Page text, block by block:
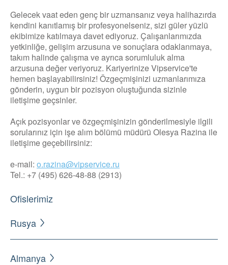
Gelecek vaat eden genç bir uzmansanız veya halihazırda
kendini kanıtlamış bir profesyonelseniz, sizi güler yüzlü
ekibimize katılmaya davet ediyoruz. Çalışanlarımızda
yetkinliğe, gelişim arzusuna ve sonuçlara odaklanmaya,
takım halinde çalışma ve ayrıca sorumluluk alma
arzusuna değer veriyoruz. Kariyerinize Vipservice'te
hemen başlayabilirsiniz! Özgeçmişinizi uzmanlarımıza
gönderin, uygun bir pozisyon oluştuğunda sizinle
iletişime geçsinler.
Açık pozisyonlar ve özgeçmişinizin gönderilmesiyle ilgili
sorularınız için işe alım bölümü müdürü Olesya Razina ile
iletişime geçebilirsiniz:
e-mail: o.razina@vipservice.ru
Tel.: +7 (495) 626-48-88 (2913)
Ofislerimiz
Rusya
Almanya